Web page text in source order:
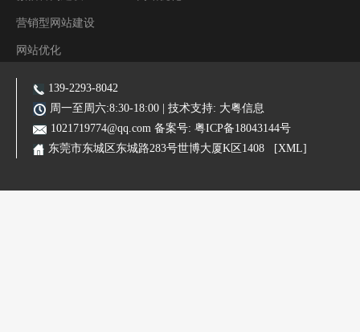
营销型网站建设
网站优化
阿里装修运营
主营业务:东莞网站建设|东莞网站优化|东莞SEO优化推广|品牌网站|手机网站|微信小程序|霸屏推广
139-2293-8042
周一至周六:8:30-18:00 | 技术支持: 大粤信息
1021719774@qq.com 备案号: 粤ICP备18043144号
东莞市东城区东城路283号世博大厦K区1408
[XML]